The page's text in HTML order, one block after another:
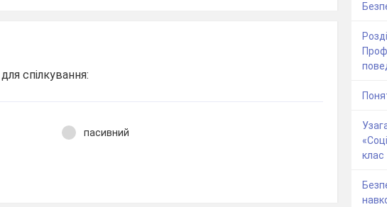
спілкування:
пасивний
клас